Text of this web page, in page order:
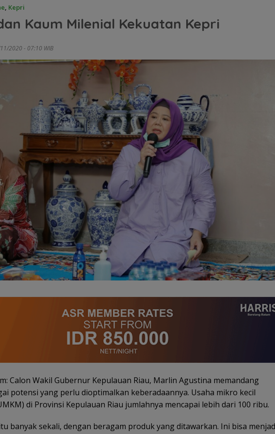
, Kepri
Kaum Milenial Kekuatan Kepri
2020 - 07:10 WIB
Calon Wakil Gubernur Kepulauan Riau, Marlin Agustina memandang
potensi yang perlu dioptimalkan keberadaannya. Usaha mikro kecil
di Provinsi Kepulauan Riau jumlahnya mencapai lebih dari 100 ribu.
banyak sekali, dengan beragam produk yang ditawarkan. Ini bisa
Untung
Amsakar Achmad
Resmi Buka Batam
Grassroot Football
Festival 2026, Buka
Jalan Talenta Muda
Batam ke Level
Internasional
Persiapan HUT ke-81
RI di Natuna Sudah 80
Persen, Libatkan TNI-
Polri hingga Tim Medis
Keamanan dan
Obat